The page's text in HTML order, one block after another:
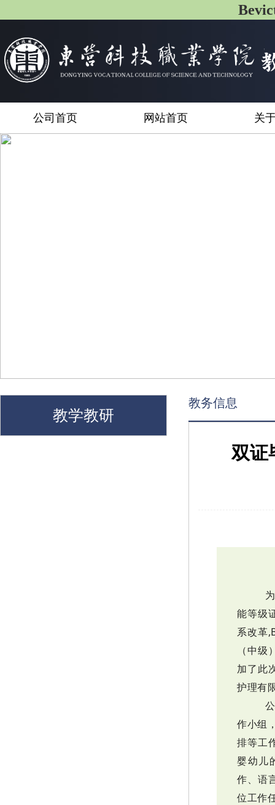
公司首页 网站首页 关
教学教研
教务信息
双证
能等级
系改革
（中
加了此
护理有
作小组
排等工
婴幼儿
作、语
位工作